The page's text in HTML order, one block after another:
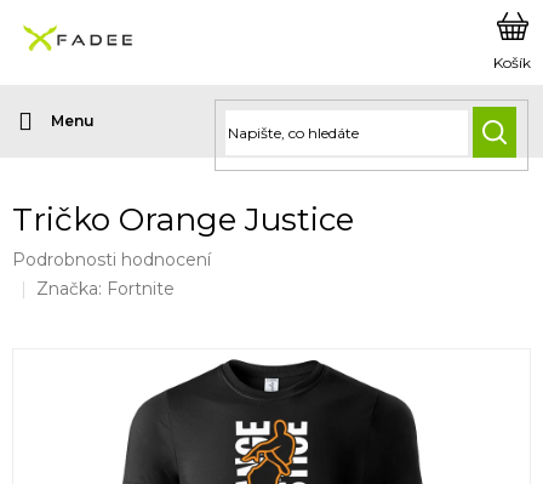
obsah
Tričko Orange Justice
Průměrné
hodnocení
Podrobnosti hodnocení
Značka: Fortnite